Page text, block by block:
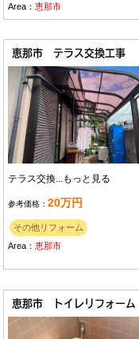
Area：恵那市
恵那市 テラス交換工事
テラス交換...もっと見る
参考価格：20万円
その他リフォーム
Area：恵那市
恵那市 トイレリフォーム